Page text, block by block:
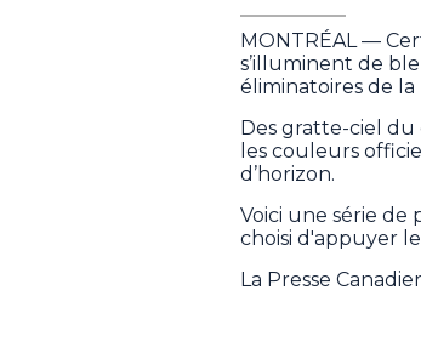
MONTRÉAL —
s’illuminent de
éliminatoires de
Des gratte-ciel
les couleurs
d’horizon.
Voici une série
choisi d'appuyer
La Presse